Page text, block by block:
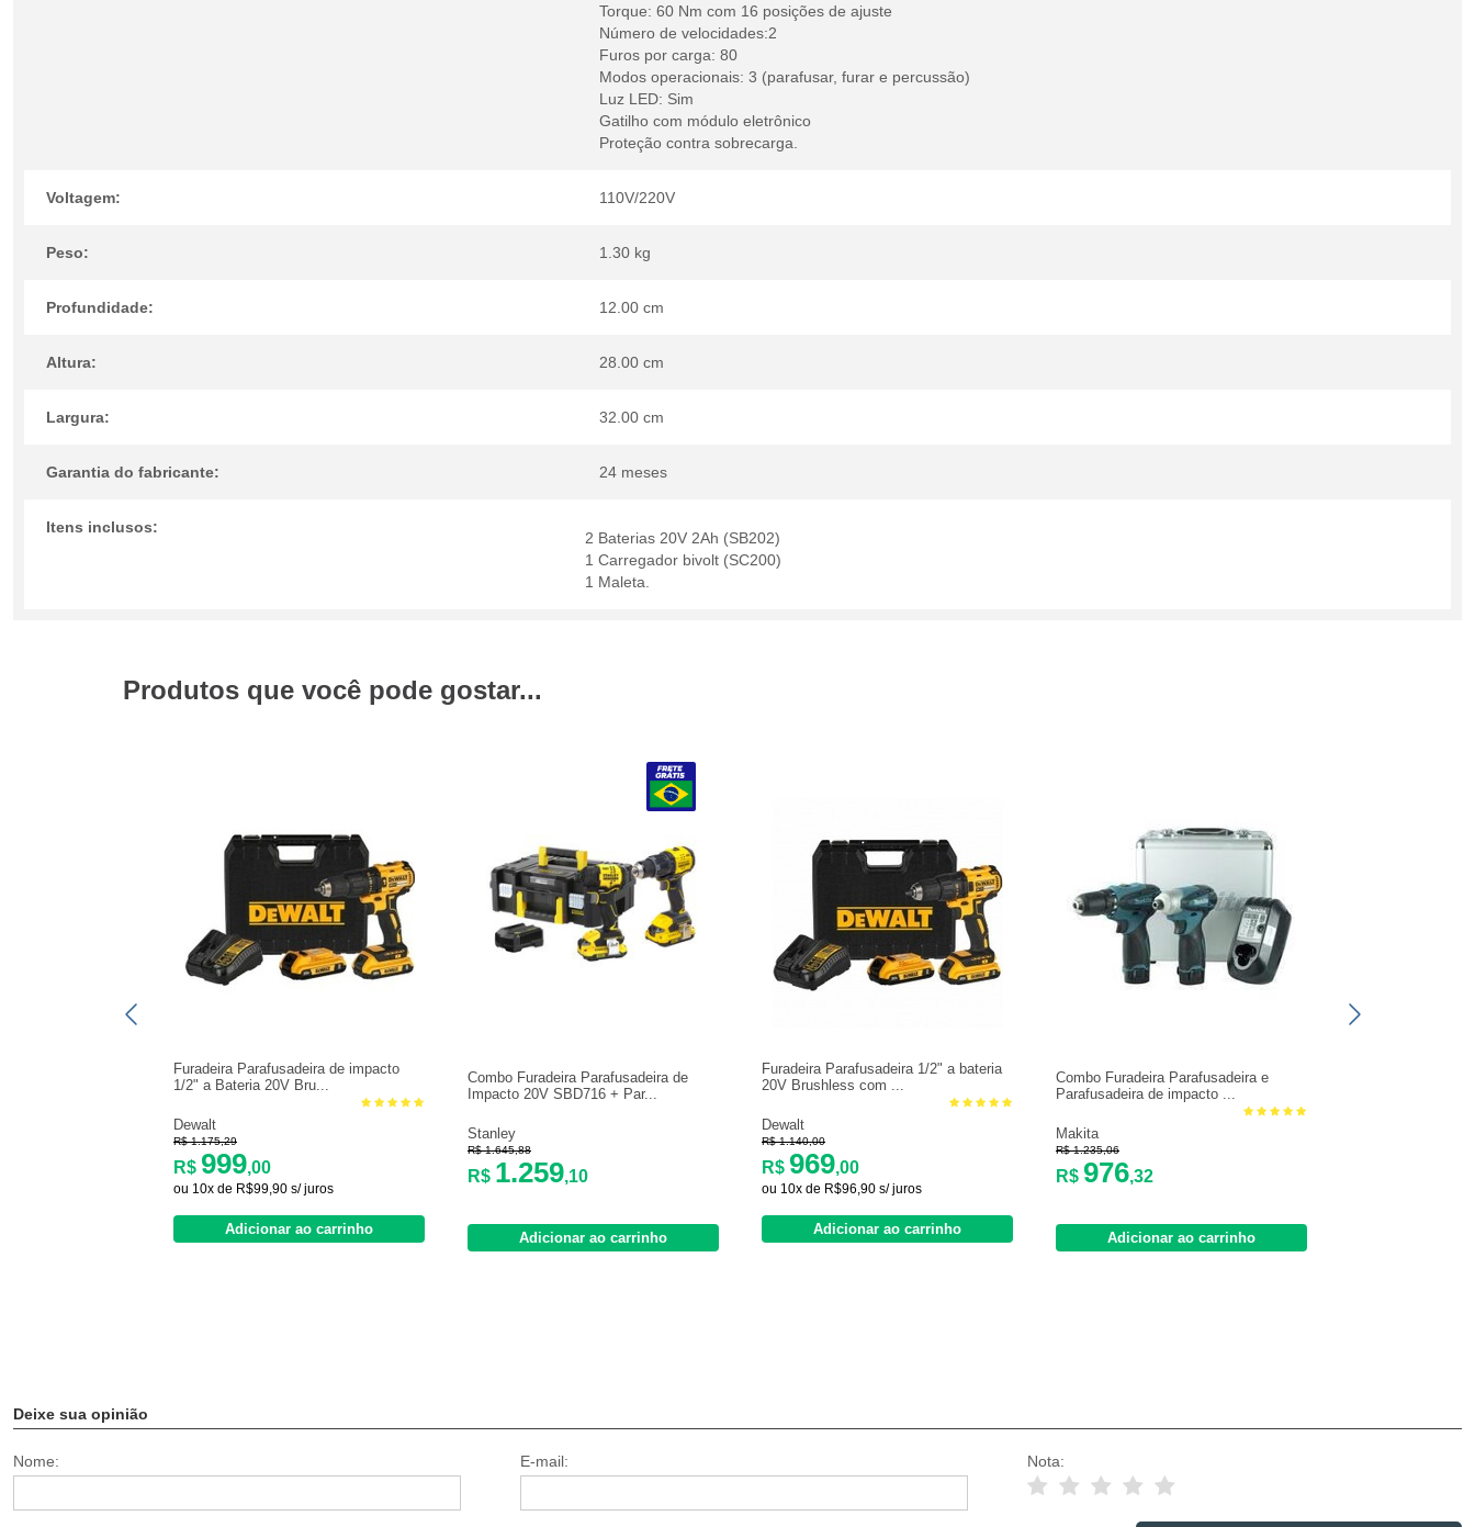
Torque: 60 Nm com 16 posições de ajuste
Número de velocidades:2
Furos por carga: 80
Modos operacionais: 3 (parafusar, furar e percussão)
Luz LED: Sim
Gatilho com módulo eletrônico
Proteção contra sobrecarga.
Voltagem: 110V/220V
Peso: 1.30 kg
Profundidade: 12.00 cm
Altura: 28.00 cm
Largura: 32.00 cm
Garantia do fabricante: 24 meses
Itens inclusos:
2 Baterias 20V 2Ah (SB202)
1 Carregador bivolt (SC200)
1 Maleta.
Produtos que você pode gostar...
Furadeira Parafusadeira de impacto
1/2" a Bateria 20V Bru...
Dewalt
R$ 1.175,29
R$ 999,00
ou 10x de R$99,90 s/ juros
Adicionar ao carrinho
Combo Furadeira Parafusadeira de
Impacto 20V SBD716 + Par...
Stanley
R$ 1.645,88
R$ 1.259,10
Adicionar ao carrinho
Furadeira Parafusadeira 1/2" a bateria
20V Brushless com ...
Dewalt
R$ 1.140,00
R$ 969,00
ou 10x de R$96,90 s/ juros
Adicionar ao carrinho
Combo Furadeira Parafusadeira e
Parafusadeira de impacto ...
Makita
R$ 1.235,06
R$ 976,32
Adicionar ao carrinho
Deixe sua opinião
Nome: E-mail: Nota: